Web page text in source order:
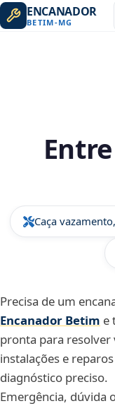
ENCANADOR
BETIM-MG
Caça
Precisa de um
Encanador Betim e
pronta para
instalações e
diagnóstico preciso.
Emergência, dúvida